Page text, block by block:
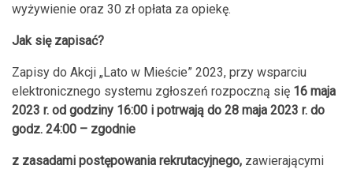
wyżywienie oraz 30 zł opłata za opiekę.
Jak się zapisać?
Zapisy do Akcji „Lato w Mieście” 2023, przy wsparciu
elektronicznego systemu zgłoszeń rozpoczną się 16 maja
2023 r. od godziny 16:00 i potrwają do 28 maja 2023 r. do
godz. 24:00 – zgodnie
z zasadami postępowania rekrutacyjnego, zawierającymi